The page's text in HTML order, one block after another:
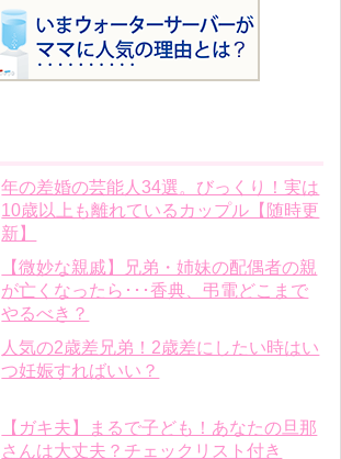
年の差婚の芸能人34選。びっくり！実は
10歳以上も離れているカップル【随時更
新】
【微妙な親戚】兄弟・姉妹の配偶者の親
が亡くなったら･･･香典、弔電どこまで
やるべき？
人気の2歳差兄弟！2歳差にしたい時はい
つ妊娠すればいい？
【ガキ夫】まるで子ども！あなたの旦那
さんは大丈夫？チェックリスト付き